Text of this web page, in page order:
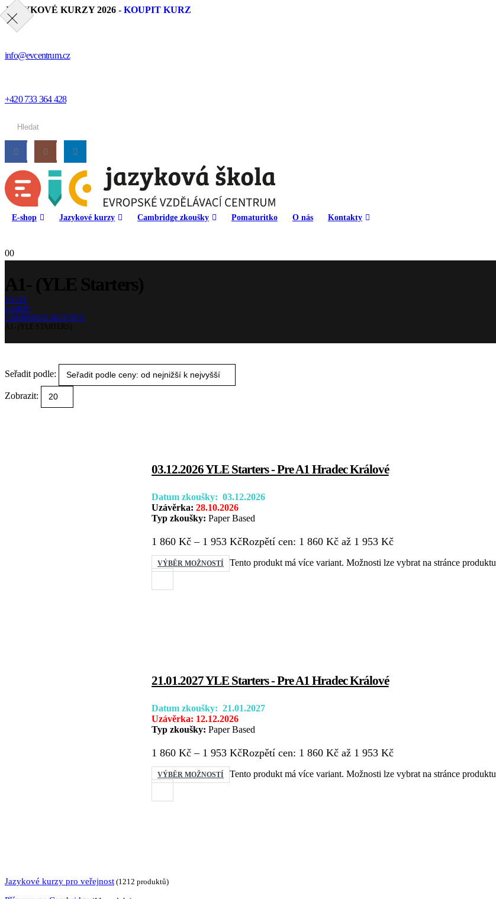
JAZYKOVÉ KURZY 2026 - KOUPIT KURZ
info@evcentrum.cz
+420 733 364 428
E-shop Jazykové kurzy Cambridge zkoušky Pomaturitko O nás Kontakty
00
ÚVOD
E-SHOP
CAMBRIDGE ZKOUŠKY
Seřadit podle:
Zobrazit:
03.12.2026 YLE Starters - Pre A1 Hradec Králové
Datum zkoušky: 03.12.2026
Uzávěrka: 28.10.2026
Typ zkoušky: Paper Based
1 860 Kč – 1 953 KčRozpětí cen: 1 860 Kč až 1 953 Kč
VÝBĚR MOŽNOSTÍ Tento produkt má více variant. Možnosti lze vybrat na stránce produktu
21.01.2027 YLE Starters - Pre A1 Hradec Králové
Datum zkoušky: 21.01.2027
Uzávěrka: 12.12.2026
Typ zkoušky: Paper Based
1 860 Kč – 1 953 KčRozpětí cen: 1 860 Kč až 1 953 Kč
VÝBĚR MOŽNOSTÍ Tento produkt má více variant. Možnosti lze vybrat na stránce produktu
Jazykové kurzy pro veřejnost 1212 produktů